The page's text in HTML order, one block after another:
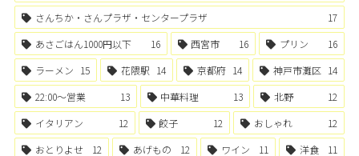
さんちか・さんプラザ・センタープラザ
17
あさごはん1000円以下
16 西宮市 16 プリン
16
ラーメン 15 花隈駅 14 京都府 14 神戸市灘区 14
22:00〜営業
13 中華料理 13 北野
12
イタリアン
12 餃子 12 おしゃれ
12
おとりよせ
12 あげもの 12 ワイン 11 洋食
11